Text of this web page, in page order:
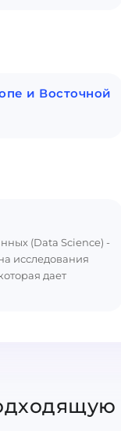
и Восточной
(Data Science) -
исследования
дает